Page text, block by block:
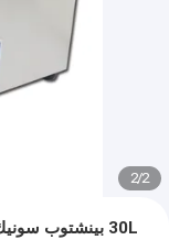
2
/
2